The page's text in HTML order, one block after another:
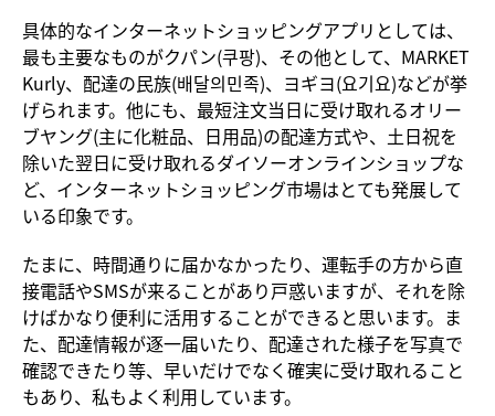
具体的なインターネットショッピングアプリとしては、
最も主要なものがクパン(쿠팡)、その他として、 MARKET
Kurly、配達の民族(배달의민족)、ヨギヨ(요기요)などが挙
げられます。他にも、最短注文当日に受け取れるオリー
ブヤング(主に化粧品、日用品)の配達方式や、土日祝を
除いた翌日に受け取れるダイソーオンラインショップな
ど、インターネットショッピング市場はとても発展して
いる印象です。
たまに、時間通りに届かなかったり、運転手の方から直
接電話やSMSが来ることがあり戸惑いますが、それを除
けばかなり便利に活用することができると思います。ま
た、配達情報が逐一届いたり、配達された様子を写真で
確認できたり等、早いだけでなく確実に受け取れること
もあり、私もよく利用しています。